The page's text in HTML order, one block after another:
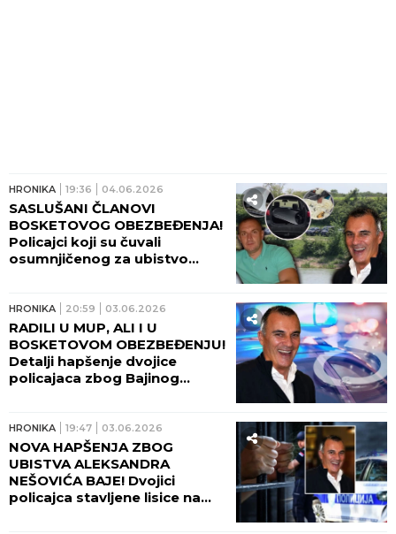
HRONIKA 19:36 04.06.2026
SASLUŠANI ČLANOVI
BOSKETOVOG OBEZBEĐENJA!
Policajci koji su čuvali
osumnjičenog za ubistvo
HRONIKA 20:59 03.06.2026
RADILI U MUP, ALI I U
BOSKETOVOM OBEZBEĐENJU!
Detalji hapšenje dvojice
policajaca zbog Bajinog
HRONIKA 19:47 03.06.2026
NOVA HAPŠENJA ZBOG
UBISTVA ALEKSANDRA
NEŠOVIĆA BAJE! Dvojici
policajca stavljene lisice na